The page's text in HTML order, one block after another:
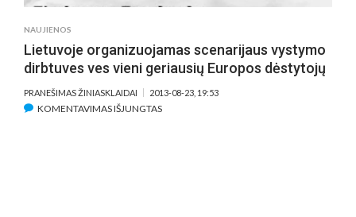
NAUJIENOS
Lietuvoje organizuojamas scenarijaus vystymo
dirbtuves ves vieni geriausių Europos dėstytojų
PRANEŠIMAS ŽINIASKLAIDAI 2013-08-23, 19:53
KOMENTAVIMAS IŠJUNGTASĮRAŠE